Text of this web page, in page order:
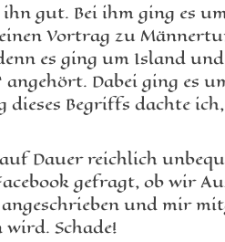
gut. Bei ihm ging es
Vortrag zu
es ging um Island
Dabei ging es
Begriffs dachte
Dauer reichlich
gefragt, ob wir
und mir
Schade!